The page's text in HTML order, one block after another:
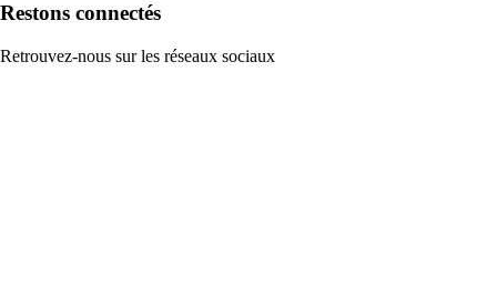
Restons connectés
Retrouvez-nous sur les réseaux sociaux